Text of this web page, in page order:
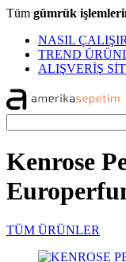
Tüm gümrük
NASIL
TREND
ALIŞVERİŞ
Kenrose
TÜM ÜRÜNLER